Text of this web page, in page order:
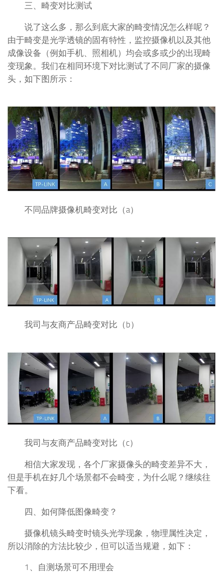
三、畸变对比测试
说了这么多，那么到底大家的畸变情况怎么样呢？
由于畸变是光学透镜的固有特性，监控摄像机以及其他
成像设备（例如手机、照相机）均会或多或少的出现畸
变现象。我们在相同环境下对比测试了不同厂家的摄像
头，如下图所示：
不同品牌摄像机畸变对比（a）
我司与友商产品畸变对比（b）
我司与友商产品畸变对比（c）
相信大家发现，各个厂家摄像头的畸变差异不大，
但是手机在好几个场景都不会畸变，为什么呢？继续往
下看。
四、如何降低图像畸变？
摄像机镜头畸变时镜头光学现象，物理属性决定，
所以消除的方法比较少，但可以适当规避，如下：
1、自测场景可不用理会